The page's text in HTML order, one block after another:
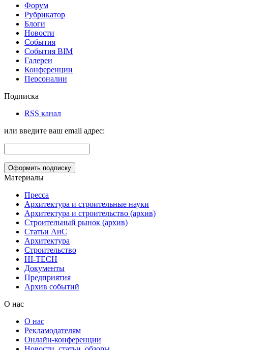
Форум
Рубрикатор
Блоги
Новости
События
События BIM
Галереи
Конференции
Персоналии
Подписка
RSS канал
или введите ваш email адрес:
Материалы
Пресса
Архитектура и строительные науки
Архитектура и строительство (архив)
Строительный рынок (архив)
Статьи АиС
Архитектура
Строительство
HI-TECH
Документы
Предприятия
Архив событий
О нас
О нас
Рекламодателям
Онлайн-конференции